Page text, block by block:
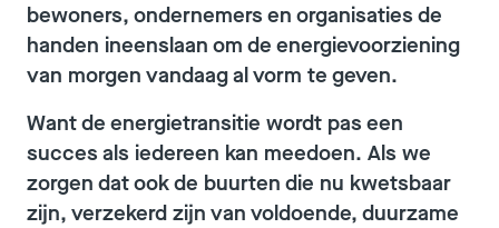
bewoners, ondernemers en organisaties de
handen ineenslaan om de energievoorziening
van morgen vandaag al vorm te geven.
Want de energietransitie wordt pas een
succes als iedereen kan meedoen. Als we
zorgen dat ook de buurten die nu kwetsbaar
zijn, verzekerd zijn van voldoende, duurzame